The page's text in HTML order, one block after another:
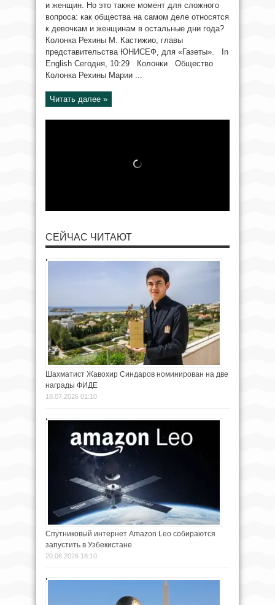
и женщин. Но это также момент для сложного
вопроса: как общества на самом деле относятся
к девочкам и женщинам в остальные дни года?
Колонка Рехины М. Кастижио, главы
представительства ЮНИСЕФ, для «Газеты». In
English Сегодня, 10:29 Колонки Общество
Колонка Рехины Марии ...
Читать далее »
СЕЙЧАС ЧИТАЮТ
Шахматист Жавохир Синдаров номинирован на две
награды ФИДЕ
18.07.2026 01:10
Спутниковый интернет Amazon Leo собираются
запустить в Узбекистане
20.06.2026 18:10